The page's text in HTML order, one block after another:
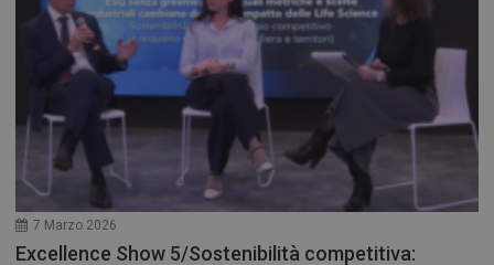
7 Marzo 2026
Excellence Show 5/Sostenibilità competitiva: